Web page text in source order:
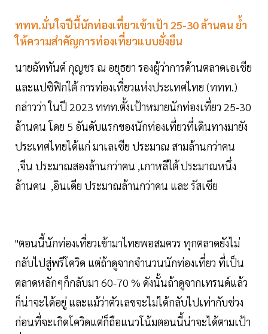
ททท.มั่นใจปีนี้นักท่องเที่ยวเข้าเป้า 25-30 ล้านคน ย้ำ
ให้ความสำคัญการท่องเที่ยวแบบยั่งยืน
นายฉัททันต์ กุญชร ณ อยุธยา รองผู้ว่าการด้านตลาดเอเชีย
และแปซิฟิกใต้ การท่องเที่ยวแห่งประเทศไทย (ททท.)
กล่าวว่า ในปี 2023 ททท.ตั้งเป้าหมายนักท่องเที่ยว 25-30
ล้านคน โดย 5 อันดับแรกของนักท่องเที่ยวที่เดินทางมายัง
ประเทศไทยได้แก่ มาเลเซีย ประมาณ สามล้านกว่าคน
,จีน ประมาณสองล้านกว่าคน ,เกาหลีใต้ ประมาณหนึ่ง
ล้านคน ,อินเดีย ประมาณล้านกว่าคน และ รัสเซีย
"ตอนนี้นักท่องเที่ยวเข้ามาไทยพอสมควร ทุกตลาดยังไม่
กลับไปสู่พรีโควิด แต่ถ้าดูจากจำนวนนักท่องเที่ยว ที่เป็น
ตลาดหลักๆก็กลับมา 60-70 % ดังนั้นถ้าดูจากเทรนด์แล้ว
ก็น่าจะได้อยู่ และแม้ว่าตัวเลขจะไม่ได้กลับไปเท่ากับช่วง
ก่อนที่จะเกิดโควิดแต่ก็ถือแนวโน้มตอนนี้น่าจะได้ตามเป้า